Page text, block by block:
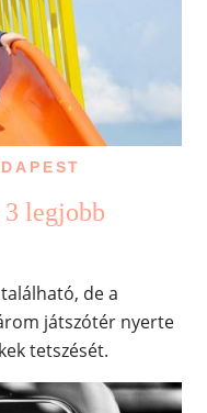
legjobb
de a
játszótér nyerte
tetszését.